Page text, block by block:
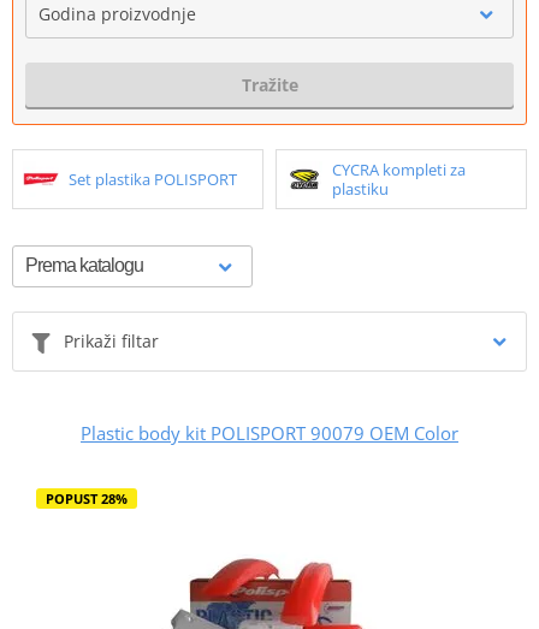
Godina proizvodnje
Tražite
Set plastika POLISPORT
CYCRA kompleti za
plastiku
Prikaži filtar
Plastic body kit POLISPORT 90079 OEM Color
POPUST 28%